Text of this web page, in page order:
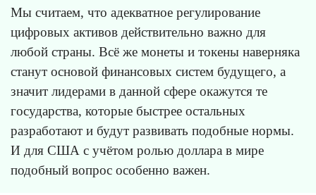
Мы считаем, что адекватное регулирование
цифровых активов действительно важно для
любой страны. Всё же монеты и токены наверняка
станут основой финансовых систем будущего, а
значит лидерами в данной сфере окажутся те
государства, которые быстрее остальных
разработают и будут развивать подобные нормы.
И для США с учётом ролью доллара в мире
подобный вопрос особенно важен.